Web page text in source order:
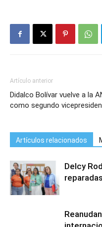
Artículo anterior
Didalco Bolívar vuelve a la
como segundo
Artículos relacionados
Delcy